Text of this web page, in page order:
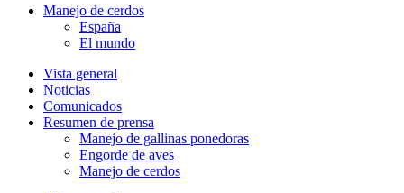
Manejo de cerdos
España
El mundo
Vista general
Noticias
Comunicados
Resumen de prensa
Manejo de gallinas ponedoras
Engorde de aves
Manejo de cerdos